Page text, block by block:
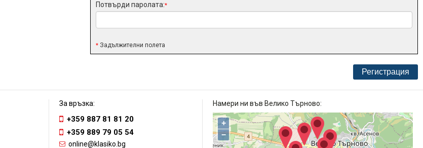
Потвърди паролата:*
* Задължителни полета
За връзка:
+359 887 81 81 20
+359 889 79 05 54
online@klasiko.bg
Намери ни във Велико Търново:
+
−